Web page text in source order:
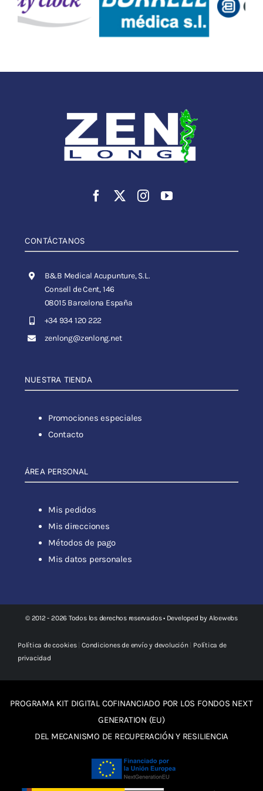
CONTÁCTANOS
B&B Medical Acupunture, S.L.
Consell de Cent, 146
08015 Barcelona España
+34 934 120 222
zenlong@zenlong.net
NUESTRA TIENDA
Promociones especiales
Contacto
ÁREA PERSONAL
Mis pedidos
Mis direcciones
Métodos de pago
Mis datos personales
© 2012 - 2026 Todos los derechos reservados • Developed by Aloewebs
Política de cookies|Condiciones de envío y devolución| Política de
privacidad
PROGRAMA KIT DIGITAL COFINANCIADO POR LOS FONDOS NEXT
GENERATION (EU)
DEL MECANISMO DE RECUPERACIÓN Y RESILIENCIA